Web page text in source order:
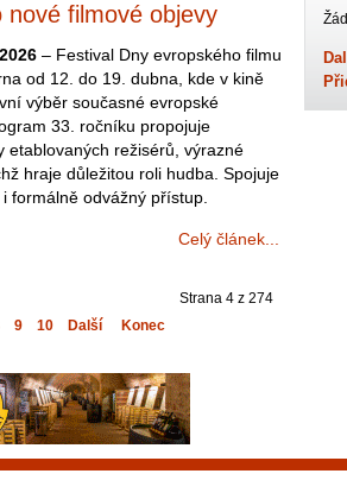
nové filmové objevy
– Festival Dny evropského filmu
od 12. do 19. dubna, kde v kině
výběr současné evropské
33. ročníku propojuje
etablovaných režisérů, výrazné
hraje důležitou roli hudba. Spojuje
formálně odvážný přístup.
Celý článek...
Strana 4 z 274
9 10 Další Konec